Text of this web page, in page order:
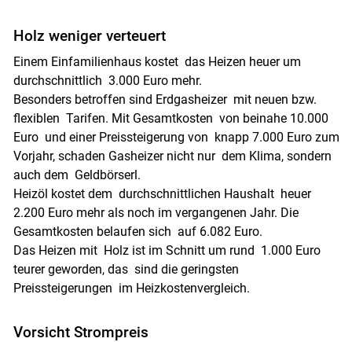
Holz weniger verteuert
Einem Einfamilienhaus kostet das Heizen heuer um
durchschnittlich 3.000 Euro mehr.
Besonders betroffen sind Erdgasheizer mit neuen bzw.
flexiblen Tarifen. Mit Gesamtkosten von beinahe 10.000
Euro und einer Preissteigerung von knapp 7.000 Euro zum
Vorjahr, schaden Gasheizer nicht nur dem Klima, sondern
auch dem Geldbörserl.
Heizöl kostet dem durchschnittlichen Haushalt heuer
2.200 Euro mehr als noch im vergangenen Jahr. Die
Gesamtkosten belaufen sich auf 6.082 Euro.
Das Heizen mit Holz ist im Schnitt um rund 1.000 Euro
teurer geworden, das sind die geringsten
Preissteigerungen im Heizkostenvergleich.
Vorsicht Strompreis